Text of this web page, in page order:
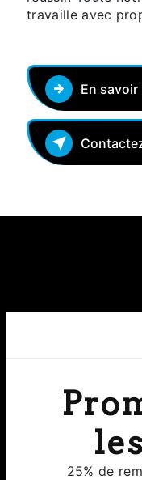
25% de
travaille avec
En savoir
8 Rue Clermont de Piles 24000